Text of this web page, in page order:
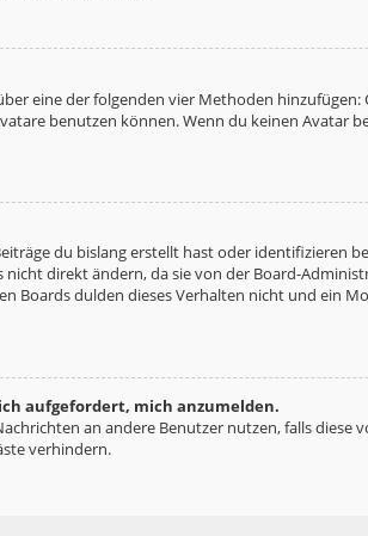
eine der folgenden vier Methoden hinzufügen:
benutzen können. Wenn du keinen Avatar
du bislang erstellt hast oder identifizieren
direkt ändern, da sie von der Board-
Boards dulden dieses Verhalten nicht und ein
aufgefordert, mich anzumelden.
an andere Benutzer nutzen, falls diese
verhindern.